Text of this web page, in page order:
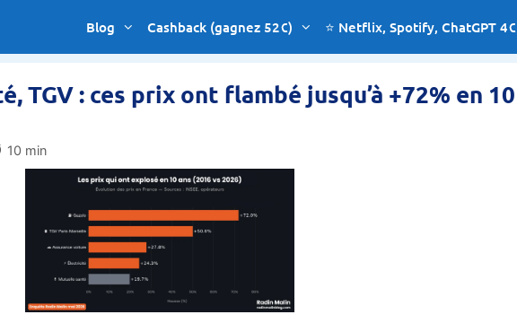
Blog Cashback (gagnez 52€) ⭐ Netflix, Spotify, ChatGPT 4€
TGV : ces prix ont flambé jusqu’à +72% en 10
10 min